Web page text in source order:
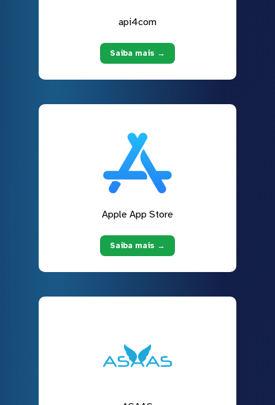
api4com
Saiba mais →
Apple App Store
Saiba mais →